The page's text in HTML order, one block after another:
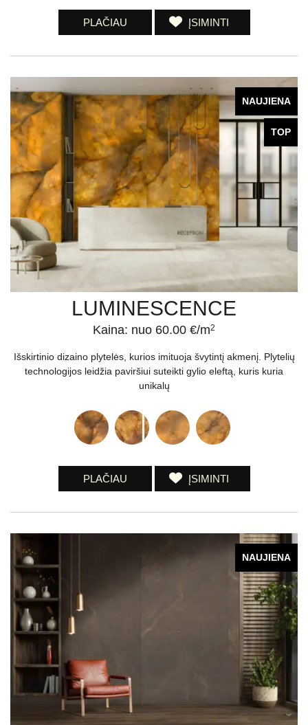
PLAČIAU ĮSIMINTI
NAUJIENA
TOP
LUMINESCENCE
Kaina: nuo 60.00 €/m2
Išskirtinio dizaino plytelės, kurios imituoja švytintį akmenį. Plytelių
technologijos leidžia paviršiui suteikti gylio eleftą, kuris kuria
unikalų
PLAČIAU ĮSIMINTI
NAUJIENA